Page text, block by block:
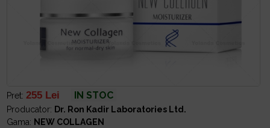
Pret:255 Lei IN STOC
Producator: Dr. Ron Kadir Laboratories Ltd.
Gama: NEW COLLAGEN